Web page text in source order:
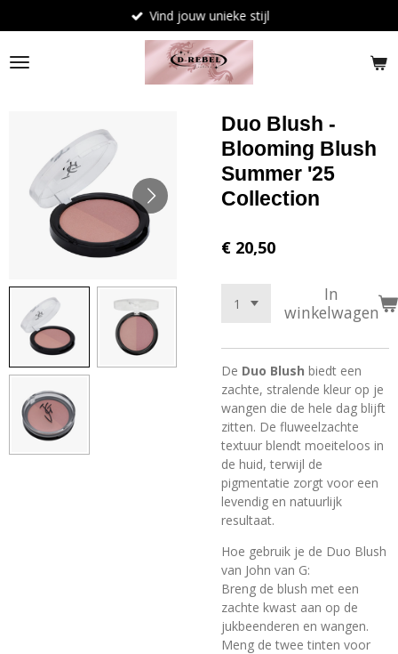
direct
naar
de
Vind jouw unieke stijl
Duo Blush -
Blooming Blush
Summer '25
Collection
€ 20,50
In
winkelwagen
De Duo Blush biedt een
zachte, stralende kleur op je
wangen die de hele dag blijft
zitten. De fluweelzachte
textuur blendt moeiteloos in
de huid, terwijl de
pigmentatie zorgt voor een
levendig en natuurlijk
resultaat.
Hoe gebruik je de Duo Blush
van John van G:
Breng de blush met een
zachte kwast aan op de
jukbeenderen en wangen.
Meng de twee tinten voor